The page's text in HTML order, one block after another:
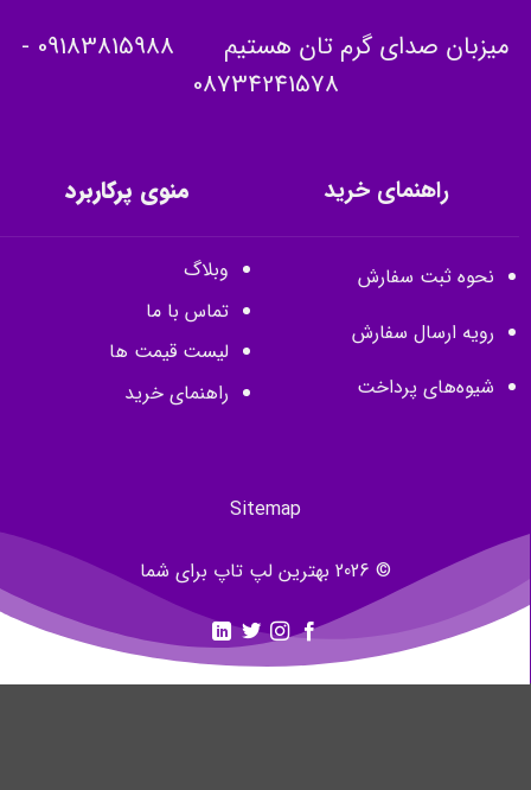
میزبان صدای گرم تان هستیم 09183815988
-
08734241578
راهنمای خرید
نحوه ثبت سفارش
رویه ارسال سفارش
شیوه‌های پرداخت
منوی پرکاربرد
وبلاگ
تماس با ما
لیست قیمت ها
راهنمای خرید
Sitemap
© 2026 بهترین لپ تاپ برای شما